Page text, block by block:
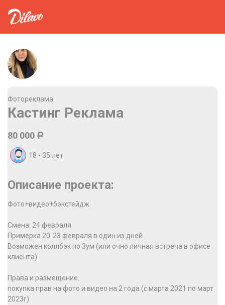
Фотореклама
Кастинг Реклама
80 000 Р
18 - 35 лет
Описание проекта:
Фото+видео+бэкстейдж
Смена: 24 февраля
Примерка 20-23 февраля в один из дней
Возможен коллбэк по Зум (или очно личная встреча в офисе
клиента)
Права и размещение:
покупка прав на фото и видео на 2 года (с марта 2021 по март
2023г)